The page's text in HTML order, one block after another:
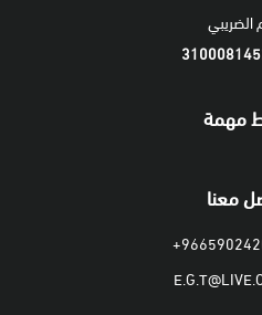
الضريبي
مهمة
معنا